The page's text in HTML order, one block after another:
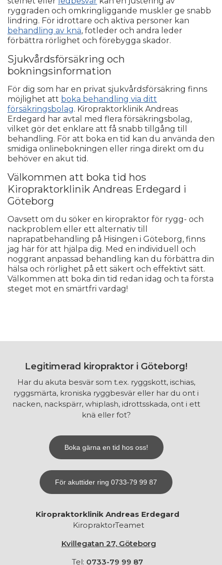
ryggraden och omkringliggande muskler ge snabb
lindring. För idrottare och aktiva personer kan
behandling av knä, fotleder och andra leder
förbättra rörlighet och förebygga skador.
Sjukvårdsförsäkring och
bokningsinformation
För dig som har en privat sjukvårdsförsäkring finns
möjlighet att boka behandling via ditt
försäkringsbolag. Kiropraktorklinik Andreas
Erdegard har avtal med flera försäkringsbolag,
vilket gör det enklare att få snabb tillgång till
behandling. För att boka en tid kan du använda den
smidiga onlinebokningen eller ringa direkt om du
behöver en akut tid.
Välkommen att boka tid hos
Kiropraktorklinik Andreas Erdegard i
Göteborg
Oavsett om du söker en kiropraktor för rygg- och
nackproblem eller ett alternativ till
naprapatbehandling på Hisingen i Göteborg, finns
jag här för att hjälpa dig. Med en individuell och
noggrant anpassad behandling kan du förbättra din
hälsa och rörlighet på ett säkert och effektivt sätt.
Välkommen att boka din tid redan idag och ta första
steget mot en smärtfri vardag!
Legitimerad kiropraktor i Göteborg!
Har du akuta besvär som t.ex. ryggskott, ischias,
ryggsmärta, kroniska ryggbesvär eller har du ont i
nacken, nackspärr, whiplash, idrottsskada, ont i ett
knä eller fot?
Boka gärna en tid hos oss!
För akuttider ring 0733-79 99 87
Kiropraktorklinik Andreas Erdegard
KiropraktorTeamet
Kvillegatan 27, Göteborg
Tel: 0733-79 99 87